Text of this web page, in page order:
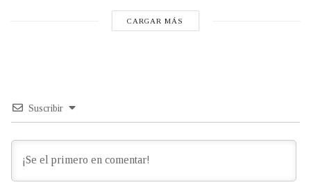
CARGAR MÁS
Suscribir